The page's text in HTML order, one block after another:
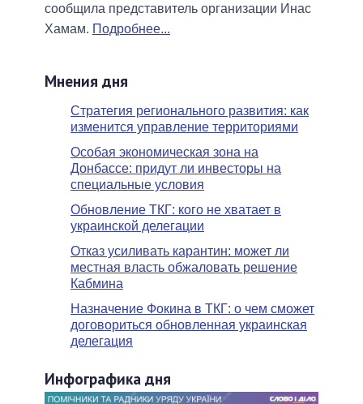
сообщила представитель организации Инас
Хамам. Подробнее...
Мнения дня
Стратегия регионального развития: как
изменится управление территориями
Особая экономическая зона на
Донбассе: придут ли инвесторы на
специальные условия
Обновление ТКГ: кого не хватает в
украинской делегации
Отказ усиливать карантин: может ли
местная власть обжаловать решение
Кабмина
Назначение Фокина в ТКГ: о чем сможет
договориться обновленная украинская
делегация
Инфографика дня